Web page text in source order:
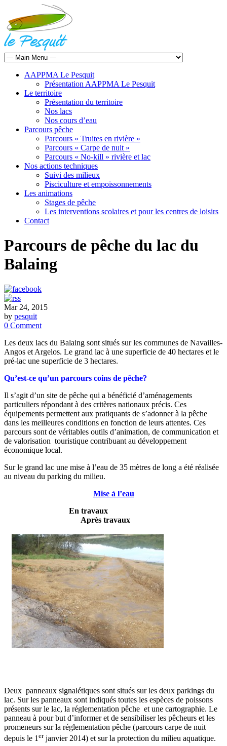
AAPPMA Le Pesquit
Présentation AAPPMA Le Pesquit
Le territoire
Présentation du territoire
Nos lacs
Nos cours d’eau
Parcours pêche
Parcours « Truites en rivière »
Parcours « Carpe de nuit »
Parcours « No-kill » rivière et lac
Nos actions techniques
Suivi des milieux
Pisciculture et empoissonnements
Les animations
Stages de pêche
Les interventions scolaires et pour les centres de loisirs
Contact
Parcours de pêche du lac du
Balaing
Mar 24, 2015
by pesquit
0 Comment
Les deux lacs du Balaing sont situés sur les communes de Navailles-
Angos et Argelos. Le grand lac à une superficie de 40 hectares et le
pré-lac une superficie de 3 hectares.
Qu’est-ce qu’un parcours coins de pêche?
Il s’agit d’un site de pêche qui a bénéficié d’aménagements
particuliers répondant à des critères nationaux précis. Ces
équipements permettent aux pratiquants de s’adonner à la pêche
dans les meilleures conditions en fonction de leurs attentes. Ces
parcours sont de véritables outils d’animation, de communication et
de valorisation touristique contribuant au développement
économique local.
Sur le grand lac une mise à l’eau de 35 mètres de long a été réalisée
au niveau du parking du milieu.
Mise à l’eau
En travaux
Après travaux
Deux panneaux signalétiques sont situés sur les deux parkings du
lac. Sur les panneaux sont indiqués toutes les espèces de poissons
présents sur le lac, la réglementation pêche et une cartographie. Le
panneau à pour but d’informer et de sensibiliser les pêcheurs et les
promeneurs sur la réglementation pêche (parcours carpe de nuit
depuis le 1 erjanvier 2014) et sur la protection du milieu aquatique.